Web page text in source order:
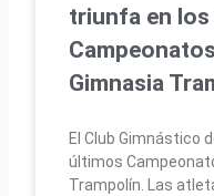
triunfa en
Gimnasia
El Club Gimnástico
últimos
Trampolín. Las